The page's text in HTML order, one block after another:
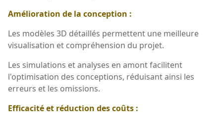
Amélioration de la conception :
Les modèles 3D détaillés permettent une meilleure
visualisation et compréhension du projet.
Les simulations et analyses en amont facilitent
l'optimisation des conceptions, réduisant ainsi les
erreurs et les omissions.
Efficacité et réduction des coûts :